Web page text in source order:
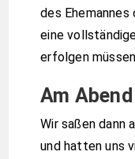
des Ehemannes
eine
erfolgen
Am Abend
Wir saßen dann
und hatten uns